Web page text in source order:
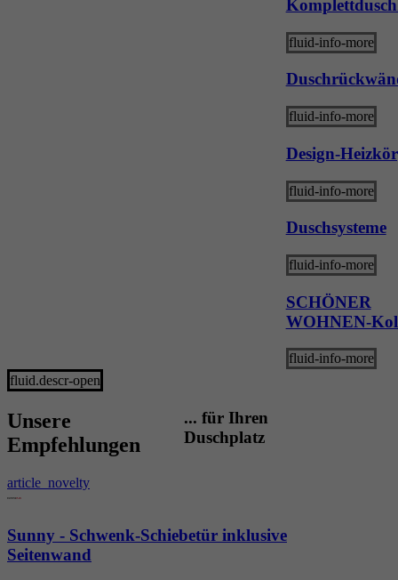
fluid-info-more
fluid-info-more
Design-
fluid-info-more
Duschsysteme
fluid-info-more
SCHÖNER
WOHNEN-
fluid-info-more
fluid.descr-open
Unsere
Empfehlungen
... für Ihren
Duschplatz
article_novelty
Sunny - Schwenk-Schiebetür inklusive
Seitenwand